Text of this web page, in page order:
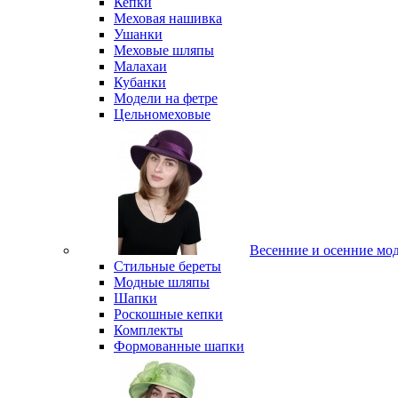
Меховая нашивка
Ушанки
Меховые шляпы
Малахаи
Кубанки
Модели на фетре
Цельномеховые
Весенние и осенние
Стильные береты
Модные шляпы
Шапки
Роскошные кепки
Комплекты
Формованные шапки